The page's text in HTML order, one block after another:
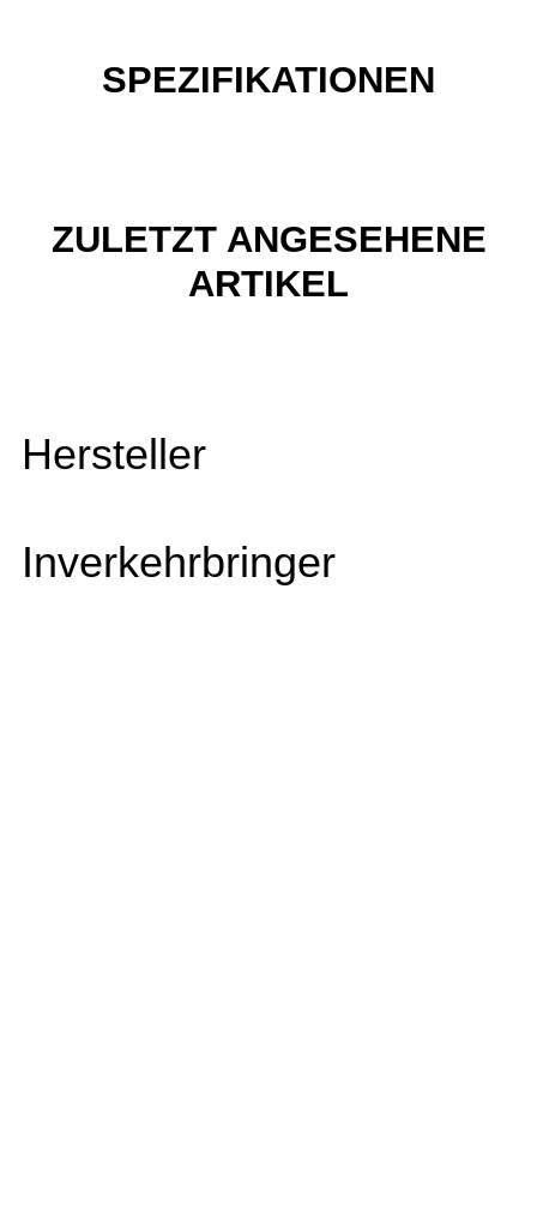
SPEZIFIKATIONEN
ZULETZT ANGESEHENE
ARTIKEL
Hersteller
Inverkehrbringer